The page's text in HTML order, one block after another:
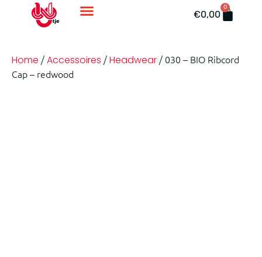
€0,00
0
Home /Accessoires /Headwear / 030 – BIO Ribcord
Cap – redwood